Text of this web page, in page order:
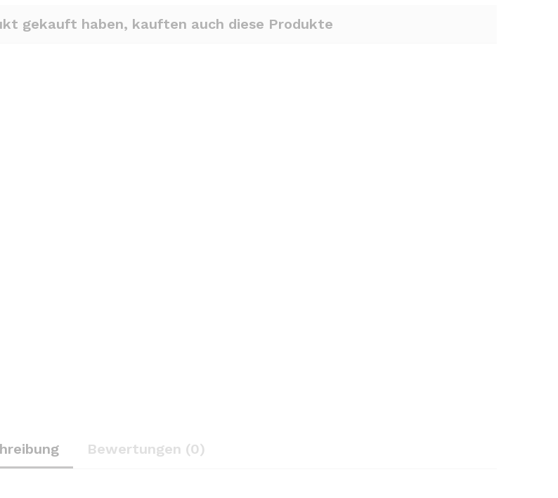
gekauft haben, kauften auch diese Produkte
Bewertungen (0)